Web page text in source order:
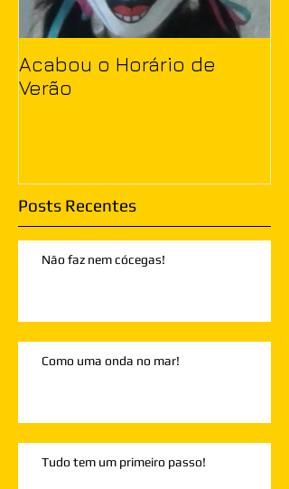
Acabou o Horário de
Verão
Posts Recentes
Não faz nem cócegas!
Como uma onda no mar!
Tudo tem um primeiro passo!